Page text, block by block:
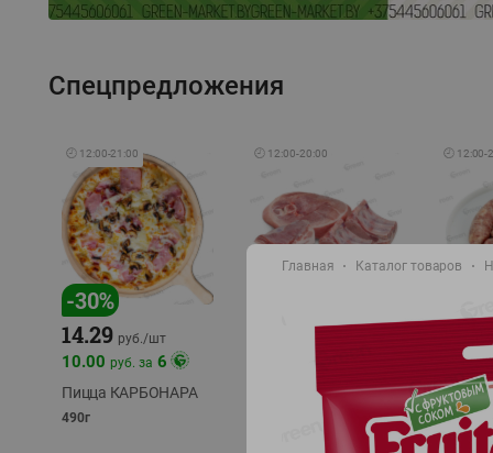
Спецпредложения
🕘 12:00-21:00
-30%
14.29 руб./шт
10.00 руб. за 6
Пицца КАРБОНАРА
490г
🕘 12:00-20:00
руб./
Свинина 1 с.
полуфабрикат,
охлажденный 1 кг
🕘 12:00-
11.99
охлажд
Главная Каталог товаров